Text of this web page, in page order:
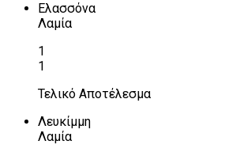
Ελασσόνα
Λαμία
1
1
Τελικό Αποτέλεσμα
Λευκίμμη
Λαμία